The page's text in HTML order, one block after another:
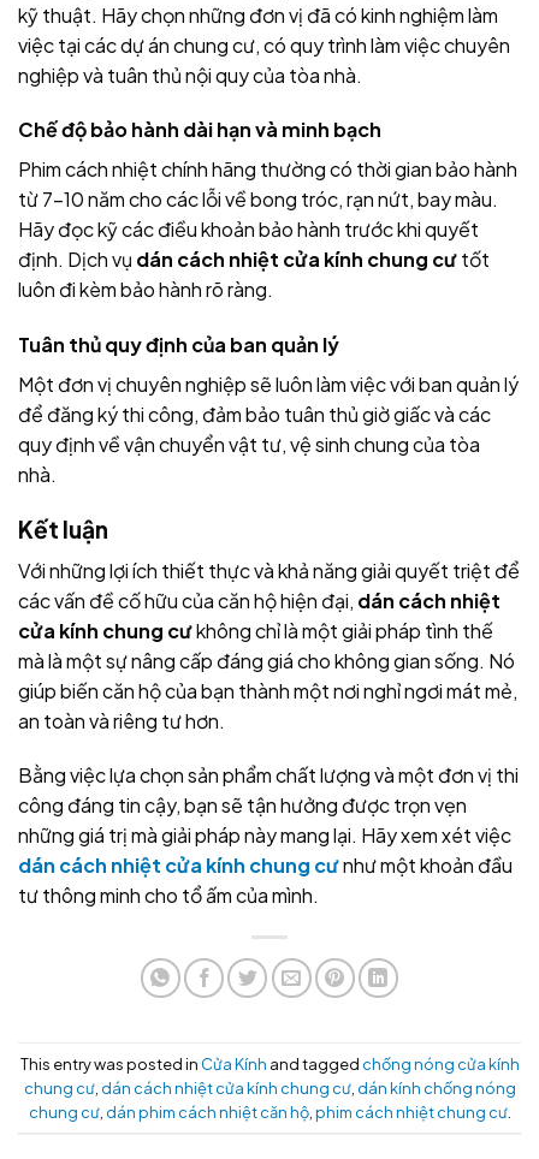
kỹ thuật. Hãy chọn những đơn vị đã có kinh nghiệm làm
việc tại các dự án chung cư, có quy trình làm việc chuyên
nghiệp và tuân thủ nội quy của tòa nhà.
Chế độ bảo hành dài hạn và minh bạch
Phim cách nhiệt chính hãng thường có thời gian bảo hành
từ 7-10 năm cho các lỗi về bong tróc, rạn nứt, bay màu.
Hãy đọc kỹ các điều khoản bảo hành trước khi quyết
định. Dịch vụ dán cách nhiệt cửa kính chung cưtốt
luôn đi kèm bảo hành rõ ràng.
Tuân thủ quy định của ban quản lý
Một đơn vị chuyên nghiệp sẽ luôn làm việc với ban quản lý
để đăng ký thi công, đảm bảo tuân thủ giờ giấc và các
quy định về vận chuyển vật tư, vệ sinh chung của tòa
nhà.
Kết luận
Với những lợi ích thiết thực và khả năng giải quyết triệt để
các vấn đề cố hữu của căn hộ hiện đại, dán cách nhiệt
cửa kính chung cưkhông chỉ là một giải pháp tình thế
mà là một sự nâng cấp đáng giá cho không gian sống. Nó
giúp biến căn hộ của bạn thành một nơi nghỉ ngơi mát mẻ,
an toàn và riêng tư hơn.
Bằng việc lựa chọn sản phẩm chất lượng và một đơn vị thi
công đáng tin cậy, bạn sẽ tận hưởng được trọn vẹn
những giá trị mà giải pháp này mang lại. Hãy xem xét việc
dán cách nhiệt cửa kính chung cưnhư một khoản đầu
tư thông minh cho tổ ấm của mình.
This entry was posted in Cửa Kính and tagged chống nóng cửa kính
chung cư, dán cách nhiệt cửa kính chung cư, dán kính chống nóng
chung cư, dán phim cách nhiệt căn hộ, phim cách nhiệt chung cư.